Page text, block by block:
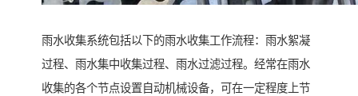
雨水收集系统包括以下的雨水收集工作流程：雨水絮凝
过程、雨水集中收集过程、雨水过滤过程。经常在雨水
收集的各个节点设置自动机械设备，可在一定程度上节